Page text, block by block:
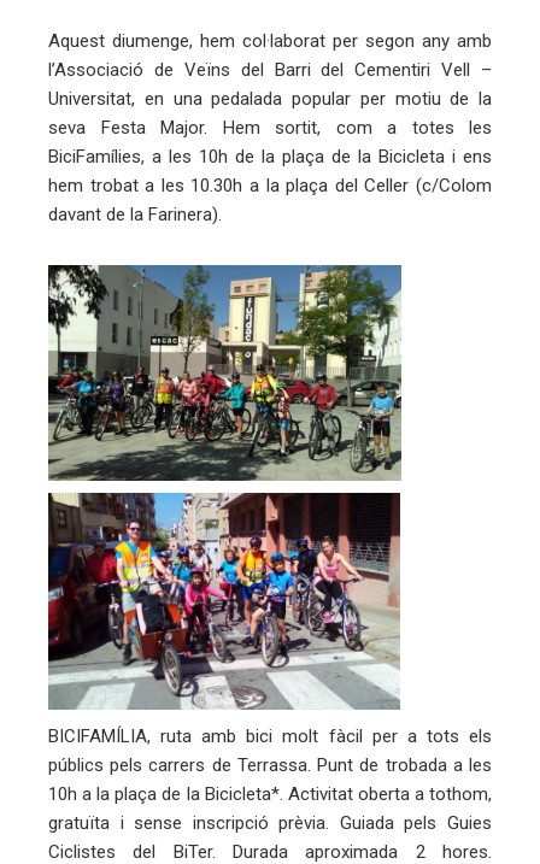
Aquest diumenge, hem col·laborat per segon any amb
l’Associació de Veïns del Barri del Cementiri Vell –
Universitat, en una pedalada popular per motiu de la
seva Festa Major. Hem sortit, com a totes les
BiciFamílies, a les 10h de la plaça de la Bicicleta i ens
hem trobat a les 10.30h a la plaça del Celler (c/Colom
davant de la Farinera).
BICIFAMÍLIA, ruta amb bici molt fàcil per a tots els
públics pels carrers de Terrassa. Punt de trobada a les
10h a la plaça de la Bicicleta*. Activitat oberta a tothom,
gratuïta i sense inscripció prèvia. Guiada pels Guies
Ciclistes del BiTer. Durada aproximada 2 hores.